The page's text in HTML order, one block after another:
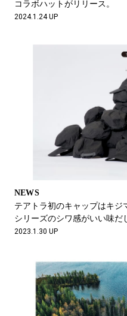
コラボハットがリリース。
2024.1.24 UP
NEWS
テアトラ初のキャップはキ
シリーズのシワ感がいい味だ
2023.1.30 UP